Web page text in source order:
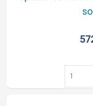
VAND
Uponor
50
mm